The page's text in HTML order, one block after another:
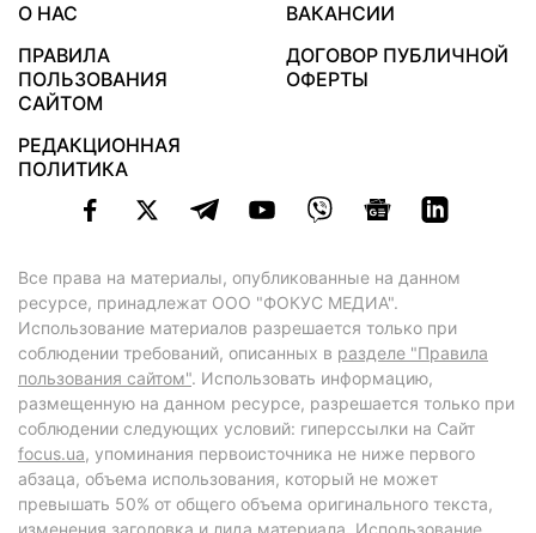
О НАС
ВАКАНСИИ
ПРАВИЛА
ПОЛЬЗОВАНИЯ
САЙТОМ
ДОГОВОР ПУБЛИЧНОЙ
ОФЕРТЫ
РЕДАКЦИОННАЯ
ПОЛИТИКА
Все права на материалы, опубликованные на данном
ресурсе, принадлежат ООО "ФОКУС МЕДИА".
Использование материалов разрешается только при
соблюдении требований, описанных в разделе "Правила
пользования сайтом". Использовать информацию,
размещенную на данном ресурсе, разрешается только при
соблюдении следующих условий: гиперссылки на Сайт
focus.ua, упоминания первоисточника не ниже первого
абзаца, объема использования, который не может
превышать 50% от общего объема оригинального текста,
изменения заголовка и лида материала. Использование